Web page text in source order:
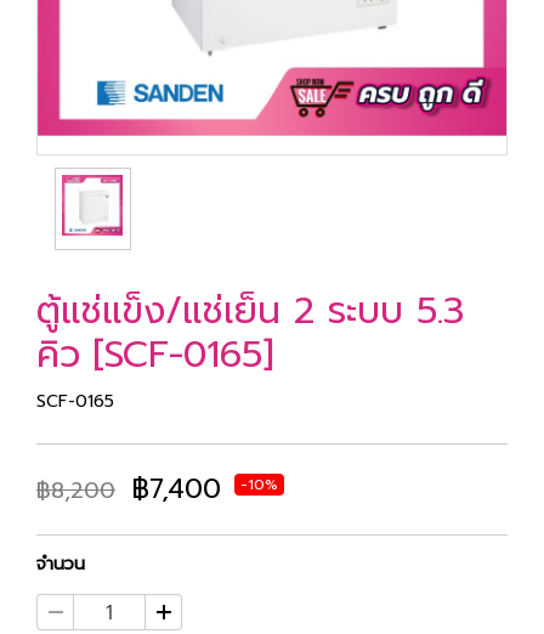
ตู้แช่แข็ง/แช่เย็น 2 ระบบ 5.3
คิว [SCF-0165]
SCF-0165
฿8,200 ฿7,400 -10%
จำนวน